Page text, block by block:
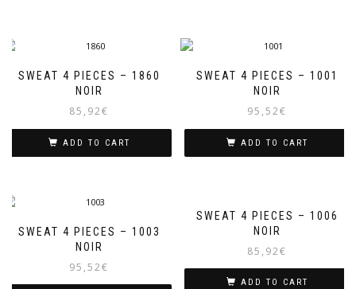
SWEAT 4 PIECES – 1860
NOIR
85,92€
ADD TO CART
SWEAT 4 PIECES – 1001
NOIR
95,52€
ADD TO CART
SWEAT 4 PIECES – 1003
NOIR
95,52€
SWEAT 4 PIECES – 1006
NOIR
85,92€
ADD TO CART